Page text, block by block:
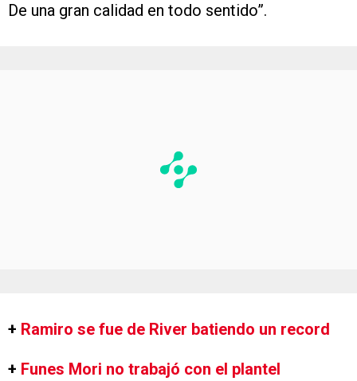
De una gran calidad en todo sentido”.
+ Ramiro se fue de River batiendo un record
+ Funes Mori no trabajó con el plantel